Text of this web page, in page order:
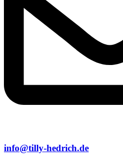
info@tilly-hedrich.de